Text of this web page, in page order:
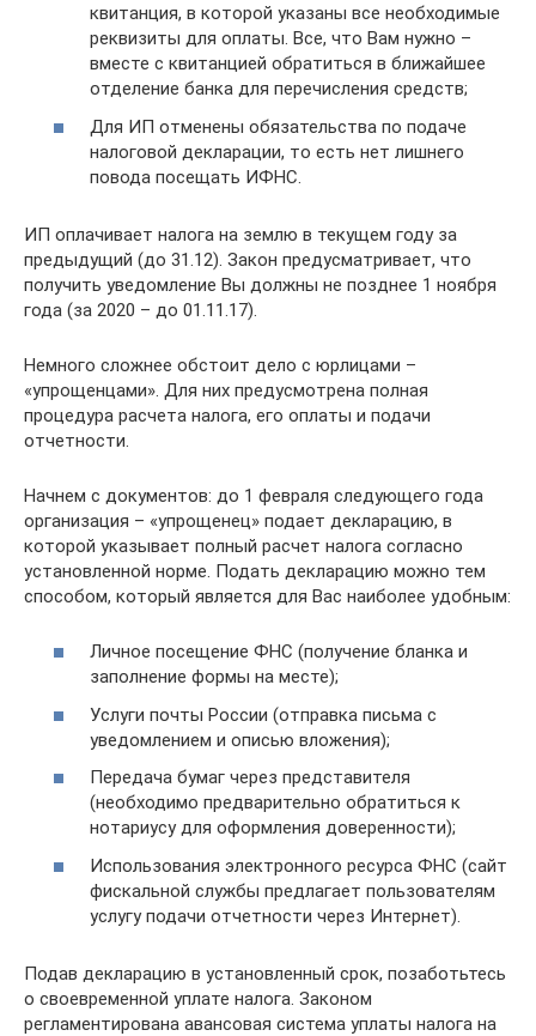
квитанция, в которой указаны все необходимые
реквизиты для оплаты. Все, что Вам нужно –
вместе с квитанцией обратиться в ближайшее
отделение банка для перечисления средств;
Для ИП отменены обязательства по подаче
налоговой декларации, то есть нет лишнего
повода посещать ИФНС.
ИП оплачивает налога на землю в текущем году за
предыдущий (до 31.12). Закон предусматривает, что
получить уведомление Вы должны не позднее 1 ноября
года (за 2020 – до 01.11.17).
Немного сложнее обстоит дело с юрлицами –
«упрощенцами». Для них предусмотрена полная
процедура расчета налога, его оплаты и подачи
отчетности.
Начнем с документов: до 1 февраля следующего года
организация – «упрощенец» подает декларацию, в
которой указывает полный расчет налога согласно
установленной норме. Подать декларацию можно тем
способом, который является для Вас наиболее удобным:
Личное посещение ФНС (получение бланка и
заполнение формы на месте);
Услуги почты России (отправка письма с
уведомлением и описью вложения);
Передача бумаг через представителя
(необходимо предварительно обратиться к
нотариусу для оформления доверенности);
Использования электронного ресурса ФНС (сайт
фискальной службы предлагает пользователям
услугу подачи отчетности через Интернет).
Подав декларацию в установленный срок, позаботьтесь
о своевременной уплате налога. Законом
регламентирована авансовая система уплаты налога на